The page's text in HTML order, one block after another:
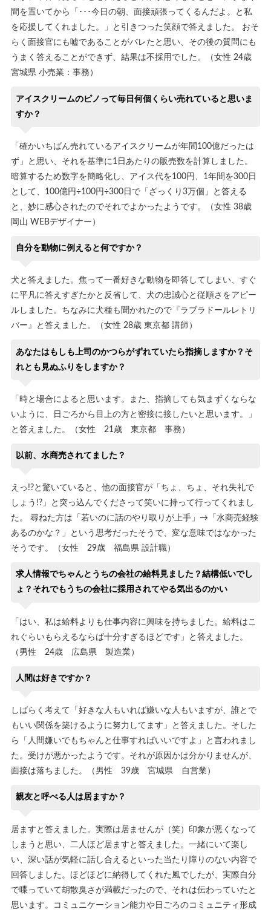
間を置いてから「･･･今日の朝、面接頑張ってくるんだよ。と私
を応援してくれました。」と引きつった笑顔で答えました。 おそ
らく面接官にも嘘であることがバレたと思い、その後の質問にも
うまく答えることができず、結果は不採用でした。（女性 24歳
宮城県 小売業：事務）
アイスクリームのピノって毎日何個くらい売れていると思いま
すか？
「確かいちばん売れているアイスクリームが年間100億だったは
ず」と思い、それを基準に1日あたりの販売数を計算しました。
暗算するため数字を簡略化し、アイス代を100円、1年間を300日
として、100億円÷100円÷300日で「ざっくり3万個」と答える
と、妙に感心されたのでそれでよかったようです。（女性 38歳
岡山 WEBデザイナー）
自分を動物に例えると何ですか？
犬と答えました。焦って一番好きな動物を即答してしまい、すぐ
に平凡に答えすぎたかと反省して、犬の忠誠心と従順さをアピー
ルしました。ちなみに犬種も聞かれたので『ラブラドールレトリ
バー』と答えました。（女性 28歳 東京都 講師）
あなたはもしも上司のかつらがずれていたら指摘しますか？そ
れとも見ぬふりをしますか？
「時と場合によると思います。また、指摘しても気まずくならな
いように、日ごろから目上の方と密接に接したいと思います。」
と答えました。（女性 21歳 東京都 事務）
以前、水商売されてました？
えっ!?と驚いていると、他の面接官が「ちょ、ちょ、それ失礼で
しょう!?」と突っ込んでくださって笑いに持って行ってくれまし
た。 尋ねた方は「若いのに話のやり取りが上手」→「水商売経験
あるのかな？」という思考だったそうで、変な意味ではなかった
そうです。（女性 29歳 福島県 設計職）
求人情報でちゃんとうちの会社の給料見ました？結構低いでし
ょ？それでもうちの会社に採用されてやる気出るのかい
「はい、私は給料よりも仕事内容に興味を持ちました。給料はこ
れぐらいもらえるならば十分すぎるほどです」と答えました。
（男性 24歳 広島県 製造業）
人間は好きですか？
しばらく考えて「好きな人もいれば嫌いな人もいますが、誰とで
もいい関係を築けるように努力してます」と答えました。そした
ら「人間嫌いでもちゃんと仕事すればいいですよ」と言われまし
た。受けが悪かったようです。それが原因かは分かりませんが、
面接は落ちました。（男性 39歳 宮城県 自営業）
親友と呼べる人は居ますか？
居ますと答えました。実際は居ませんが（笑）印象が悪くなって
しまうと思い、二人ほど居ますと答えました。一緒にいて楽し
い、深い話が気軽に話し合えるといった当たり障りのない内容で
回答しました。ほどほどに納得してくれた風でしたが、実際自分
で喋っていて胡散臭さが満載だったので、それは伝わっていたと
思います。コミュニケーション能力や日ごろのコミュニティ形成